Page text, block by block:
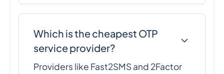
Which is the cheapest OTP
service provider?
Providers like Fast2SMS and 2Factor